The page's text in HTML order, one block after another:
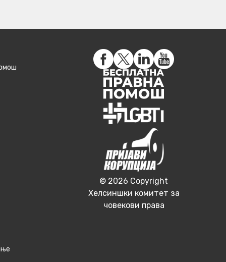
© 2026 Copyright
Хелсиншки комитет за
човекови права